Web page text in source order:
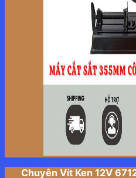
Chuyên Vít Ken 12V